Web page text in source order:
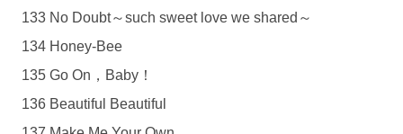
133 No Doubt～such sweet love we shared～
134 Honey-Bee
135 Go On，Baby！
136 Beautiful Beautiful